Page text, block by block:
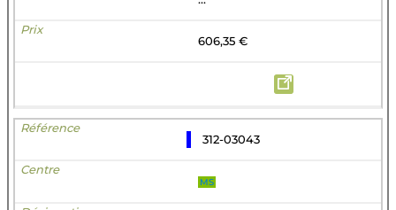
606,35 €
312-03043
MS